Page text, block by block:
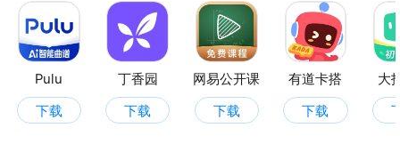
Pulu
下载
丁香园
下载
网易公开课
下载
有道卡搭
下载
大